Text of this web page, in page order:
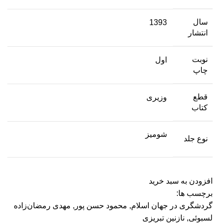
سال
انتشار
1393
نوبت
چاپ
اول
قطع
کتاب
وزیری
نوع جلد
شومیز
افزودن به سبد خرید
برچسب ها:
گردشگری در جهان اسلام, محمود حسن پور , مهدی رمضان‌زاده
لسبوئی, نازنین تبریزی